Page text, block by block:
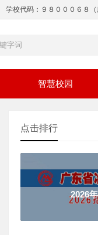
学校代码：９８０００６８
智慧校园
点击排行
2026